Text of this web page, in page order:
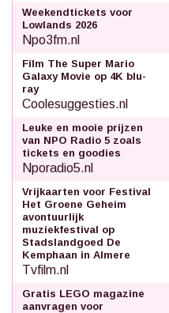
Weekendtickets voor
Lowlands 2026
Npo3fm.nl
Film The Super Mario
Galaxy Movie op 4K blu-
ray
Coolesuggesties.nl
Leuke en mooie prijzen
van NPO Radio 5 zoals
tickets en goodies
Nporadio5.nl
Vrijkaarten voor Festival
Het Groene Geheim
avontuurlijk
muziekfestival op
Stadslandgoed De
Kemphaan in Almere
Tvfilm.nl
Gratis LEGO magazine
aanvragen voor